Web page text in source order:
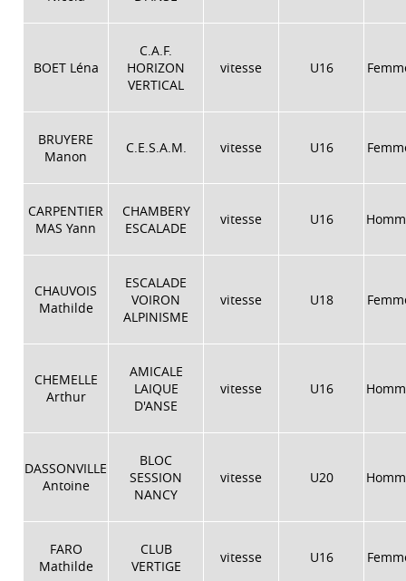
BOET Léna
C.A.F.
HORIZON
VERTICAL
vitesse U16
BRUYERE
Manon
C.E.S.A.M. vitesse U16
CARPENTIER
MAS Yann
CHAMBERY
ESCALADE
vitesse U16
CHAUVOIS
Mathilde
ESCALADE
VOIRON
ALPINISME
vitesse U18
CHEMELLE
Arthur
AMICALE
LAIQUE
D'ANSE
vitesse U16
DASSONVILLE
Antoine
BLOC
SESSION
NANCY
vitesse U20
FARO
Mathilde
CLUB
VERTIGE
vitesse U16